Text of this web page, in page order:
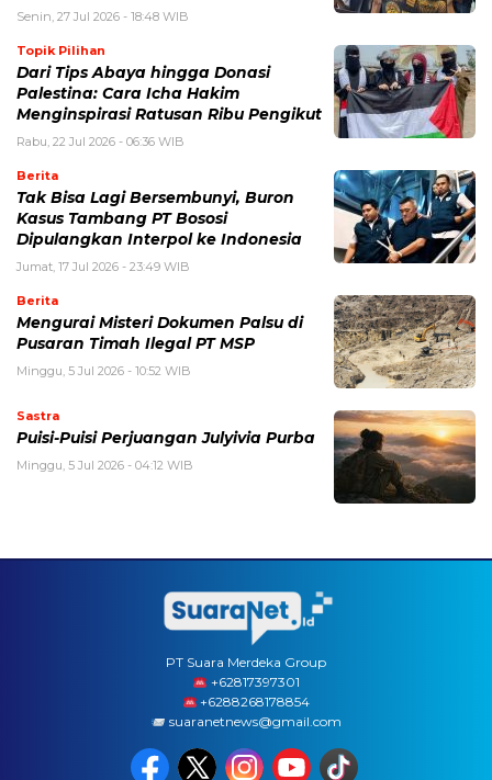
Senin, 27 Jul 2026 - 18:48 WIB
Topik Pilihan
Dari Tips Abaya hingga Donasi
Palestina: Cara Icha Hakim
Menginspirasi Ratusan Ribu Pengikut
Rabu, 22 Jul 2026 - 06:36 WIB
Berita
Tak Bisa Lagi Bersembunyi, Buron
Kasus Tambang PT Bososi
Dipulangkan Interpol ke Indonesia
Jumat, 17 Jul 2026 - 23:49 WIB
Berita
Mengurai Misteri Dokumen Palsu di
Pusaran Timah Ilegal PT MSP
Minggu, 5 Jul 2026 - 10:52 WIB
Sastra
Puisi-Puisi Perjuangan Julyivia Purba
Minggu, 5 Jul 2026 - 04:12 WIB
PT Suara Merdeka Group
‪+62817397301
+6288268178854
suaranetnews@gmail.com